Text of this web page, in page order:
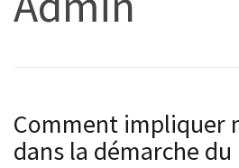
Comment impliquer
dans la démarche